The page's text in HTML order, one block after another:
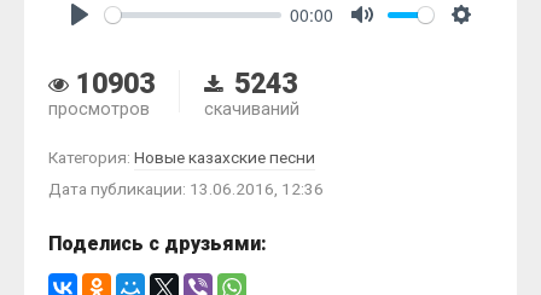
00:00
10903
просмотров
5243
скачиваний
Категория: Новые казахские песни
Дата публикации: 13.06.2016, 12:36
Поделись с друзьями: